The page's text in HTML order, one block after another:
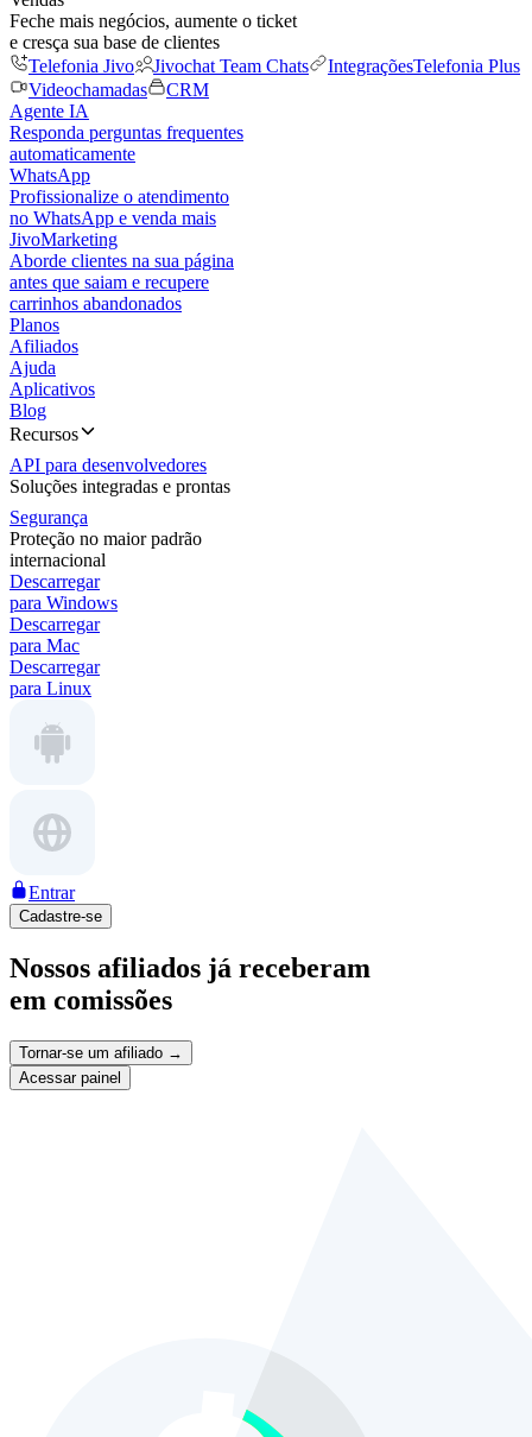
Feche mais negócios, aumente o ticket
e cresça sua base de clientes
Telefonia Jivo
Jivochat Team Chats IntegraçõesTelefonia Plus
Videochamadas
CRM
Agente IA
Responda perguntas frequentes
automaticamente
WhatsApp
Profissionalize o atendimento
no WhatsApp e venda mais
JivoMarketing
Aborde clientes na sua página
antes que saiam e recupere
carrinhos abandonados
Planos
Afiliados
Ajuda
Aplicativos
Blog
Recursos
API para desenvolvedores
Soluções integradas e prontas
Segurança
Proteção no maior padrão
internacional
Descarregar
para Windows
Descarregar
para Mac
Descarregar
para Linux
Entrar
Cadastre-se
Nossos afiliados já receberam
em comissões
Tornar-se um afiliado →
Acessar painel